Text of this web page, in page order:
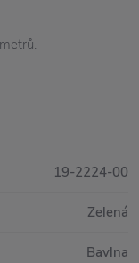
19-2224-00
Zelená
Bavlna